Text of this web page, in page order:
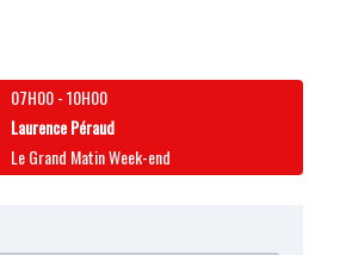
07H00-10H00
Laurence Péraud
Le Grand Matin Week-end